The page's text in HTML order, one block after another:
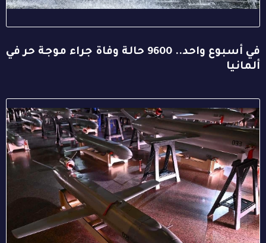
في أسبوع واحد.. 9600 حالة وفاة جراء موجة حر في
ألمانيا